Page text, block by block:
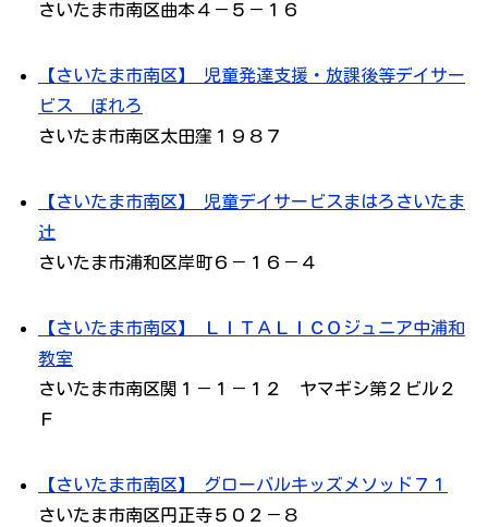
さいたま市南区曲本４－５－１６
【さいたま市南区】 児童発達支援・放課後等デイサー
ビス ぼれろ
さいたま市南区太田窪１９８７
【さいたま市南区】 児童デイサービスまはろさいたま
辻
さいたま市浦和区岸町６－１６－４
【さいたま市南区】 ＬＩＴＡＬＩＣＯジュニア中浦和
教室
さいたま市南区関１－１－１２ ヤマギシ第２ビル２
Ｆ
【さいたま市南区】 グローバルキッズメソッド７１
さいたま市南区円正寺５０２－８